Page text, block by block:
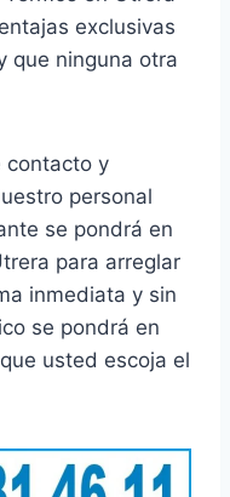
exclusivas
que ninguna otra
contacto y
personal
se pondrá en
para arreglar
inmediata y sin
se pondrá en
usted escoja el